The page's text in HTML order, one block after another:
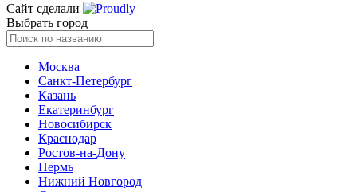
Сайт сделали
Выбрать город
Москва
Санкт-Петербург
Казань
Екатеринбург
Новосибирск
Краснодар
Ростов-на-Дону
Пермь
Нижний Новгород